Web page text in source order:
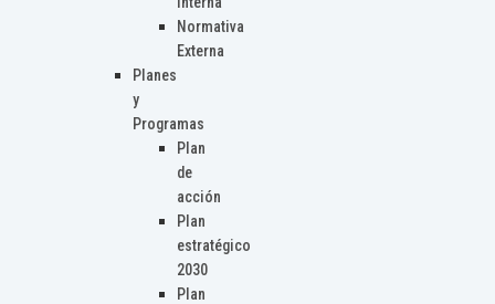
Normativa
Externa
Planes
y
Programas
Plan
de
acción
Plan
estratégico
2030
Plan